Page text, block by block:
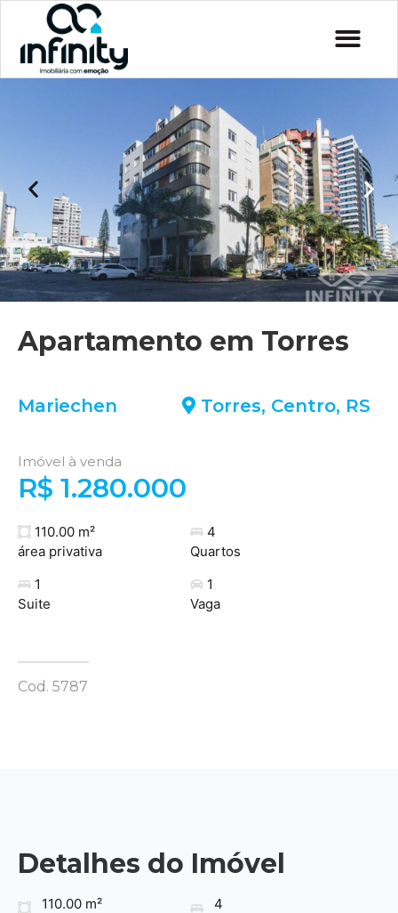
Apartamento em Torres
Mariechen Torres, Centro, RS
Imóvel à venda
R$ 1.280.000
110.00 m²
área privativa
4
Quartos
1
Suite
1
Vaga
Cod. 5787
Detalhes do Imóvel
110.00 m²
4